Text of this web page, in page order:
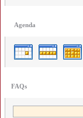
Agenda
FAQs